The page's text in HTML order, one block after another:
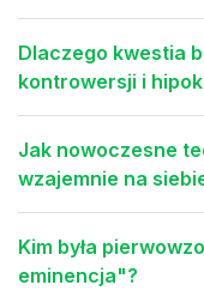
Dlaczego kwestia
kontrowersji i
Jak nowoczesne
wzajemnie na
Kim była
eminencja"?